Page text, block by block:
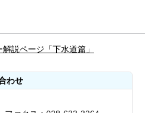
説ページ「下水道篇」
わせ